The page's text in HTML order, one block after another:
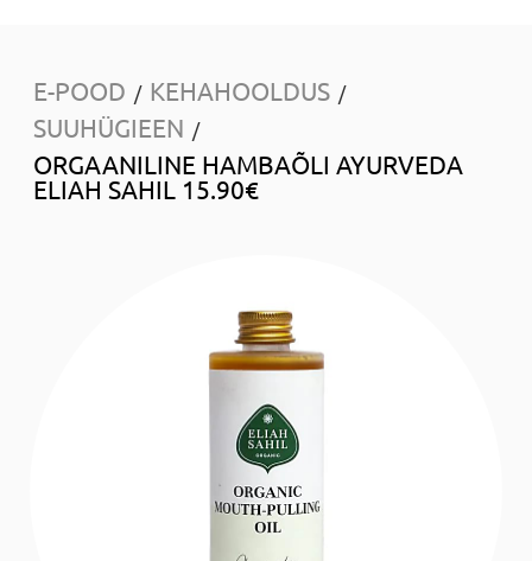
E-POOD / KEHAHOOLDUS /
SUUHÜGIEEN /
ORGAANILINE HAMBAÕLI AYURVEDA
ELIAH SAHIL 15.90€